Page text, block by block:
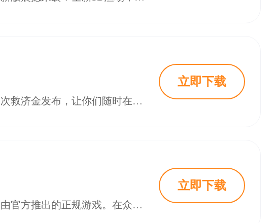
趣游捕鱼不但多人实时在线，享受完美的射击体验，而且线上每日多次救济金发布，让你们随时在线免费领取使用，其中最特别是免费实现自动开炮、自动挂机等功能，帮助你捕捉更多的鱼类。
立即下载
姚记捕鱼老版本官方正版指的是姚记科技旗下捕鱼游戏的早期版本，由官方推出的正规游戏。在众多捕鱼游戏充斥市场的当下，老版本有着独特的韵味和固定的玩家群体。相比新版本，老版本在画面风格、游戏机制等方面保留了经典元素，对于那些习惯了传统捕鱼玩法、怀念旧日游戏体验的玩家来说，有着不可替代的吸引力。
立即下载